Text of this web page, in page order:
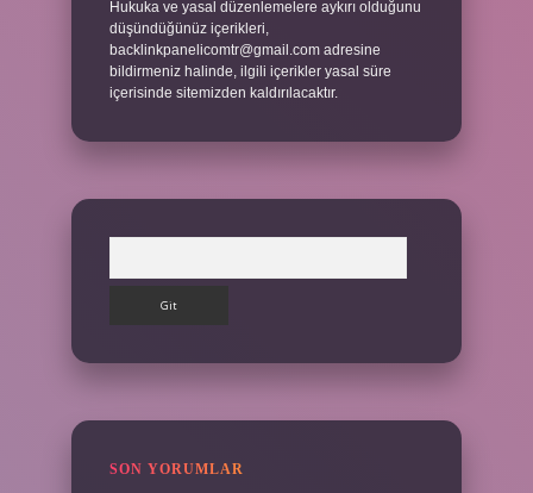
Hukuka ve yasal düzenlemelere aykırı olduğunu
düşündüğünüz içerikleri,
backlinkpanelicomtr@gmail.com adresine
bildirmeniz halinde, ilgili içerikler yasal süre
içerisinde sitemizden kaldırılacaktır.
SON YORUMLAR